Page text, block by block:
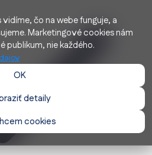
čo na webe funguje, a
Marketingové cookies nám
publikum, nie každého.
OK
detaily
cookies